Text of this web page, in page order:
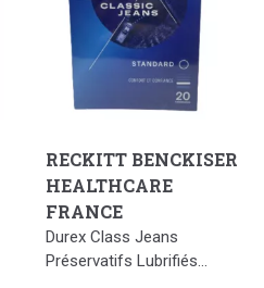
RECKITT BENCKISER
HEALTHCARE
FRANCE
Durex Class Jeans
Préservatifs Lubrifiés...